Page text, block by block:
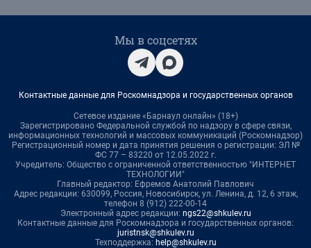
Мы в соцсетях
Контактные данные для Роскомнадзора и государственных органов
Сетевое издание «Барнаул онлайн» (18+)
Зарегистрировано Федеральной службой по надзору в сфере связи,
информационных технологий и массовых коммуникаций (Роскомнадзор)
Регистрационный номер и дата принятия решения о регистрации: ЭЛ №
ФС 77 – 83220 от 12.05.2022 г.
Учредитель: Общество с ограниченной ответственностью "ИНТЕРНЕТ
ТЕХНОЛОГИИ"
Главный редактор: Ефремов Анатолий Павлович
Адрес редакции: 630099, Россия, Новосибирск, ул. Ленина, д. 12, 6 этаж,
телефон 8 (912) 222-00-14
Электронный адрес редакции: ngs22@shkulev.ru
Контактные данные для Роскомнадзора и государственных органов:
juristnsk@shkulev.ru
Техподдержка: help@shkulev.ru